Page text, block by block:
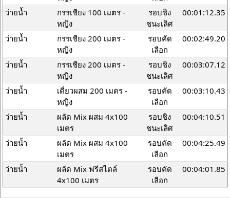
ว่ายน้ำ
กรรเชียง 100 เมตร -
หญิง
รอบชิง
ชนะเลิศ
00:01:12.35
ว่ายน้ำ
กรรเชียง 200 เมตร -
หญิง
รอบคัด
เลือก
00:02:49.20
ว่ายน้ำ
กรรเชียง 200 เมตร -
หญิง
รอบชิง
ชนะเลิศ
00:03:07.12
ว่ายน้ำ
เดี่ยวผสม 200 เมตร -
หญิง
รอบคัด
เลือก
00:03:10.43
ว่ายน้ำ
ผลัด Mix ผสม 4x100
เมตร
รอบชิง
ชนะเลิศ
00:04:10.51
ว่ายน้ำ
ผลัด Mix ผสม 4x100
เมตร
รอบคัด
เลือก
00:04:25.49
ว่ายน้ำ
ผลัด Mix ฟรีสไตล์
4x100 เมตร
รอบคัด
เลือก
00:04:01.85